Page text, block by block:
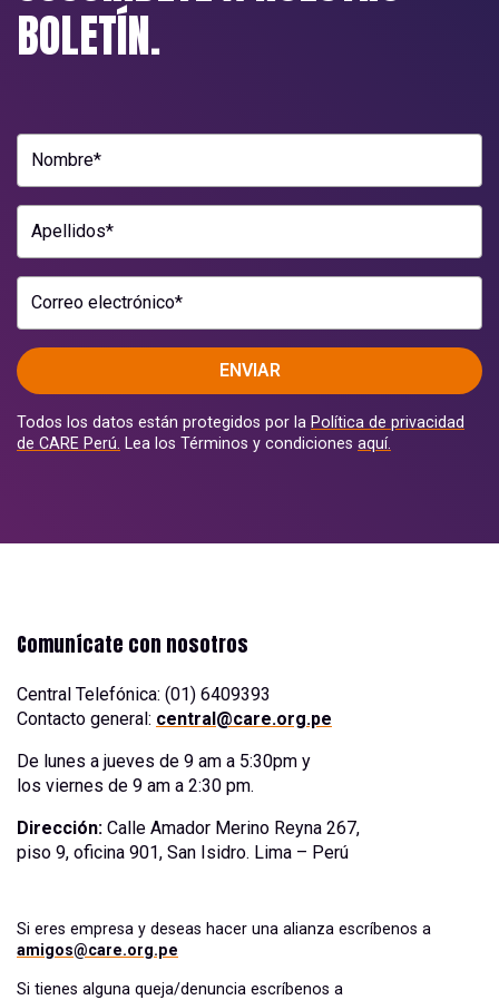
BOLETÍN.
Nombre*
Apellidos*
Correo electrónico*
ENVIAR
Todos los datos están protegidos por la Política de privacidad
de CARE Perú. Lea los Términos y condiciones aquí.
Comunícate con nosotros
Central Telefónica: (01) 6409393
Contacto general: central@care.org.pe
De lunes a jueves de 9 am a 5:30pm y
los viernes de 9 am a 2:30 pm.
Dirección: Calle Amador Merino Reyna 267,
piso 9, oficina 901, San Isidro. Lima – Perú
Si eres empresa y deseas hacer una alianza escríbenos a
amigos@care.org.pe
Si tienes alguna queja/denuncia escríbenos a